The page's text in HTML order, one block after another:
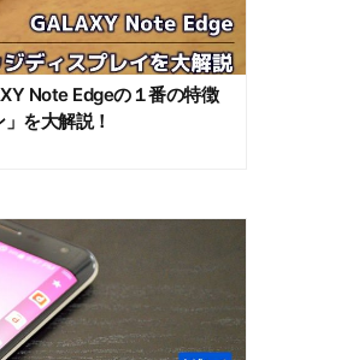
Note Edgeの１番の特徴
を大解説！